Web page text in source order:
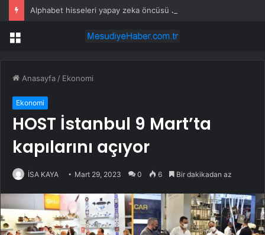
Menü
Anasayfa / Ekonomi
Ekonomi
HOST İstanbul 9 Mart’ta
kapılarını açıyor
İSA KAYA Mart 29, 2023 0 6 Bir dakikadan az